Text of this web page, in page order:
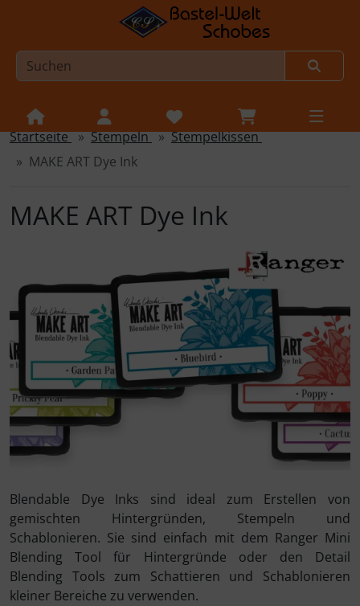
Sprungnavigation
Springe zur Navigation
Springe zum Inhalt
Springe zum Login-Button
Springe zum Button für Einstellungen
Springe zu den allgemeinen Informationen
Startseite Stempeln
Stempelkissen
MAKE ART Dye Ink
MAKE ART Dye Ink
Blendable Dye Inks sind ideal zum Erstellen von
gemischten Hintergründen, Stempeln und
Schablonieren. Sie sind einfach mit dem Ranger Mini
Blending Tool für Hintergründe oder den Detail
Blending Tools zum Schattieren und Schablonieren
kleiner Bereiche zu verwenden.